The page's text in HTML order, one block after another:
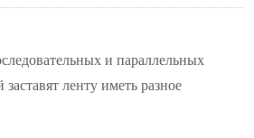
и параллельных
ленту иметь разное